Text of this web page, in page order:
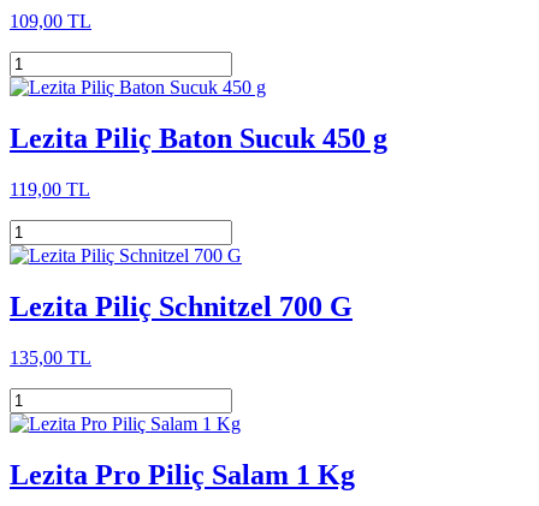
109,00 TL
Lezita Piliç Baton Sucuk 450 g
119,00 TL
Lezita Piliç Schnitzel 700 G
135,00 TL
Lezita Pro Piliç Salam 1 Kg